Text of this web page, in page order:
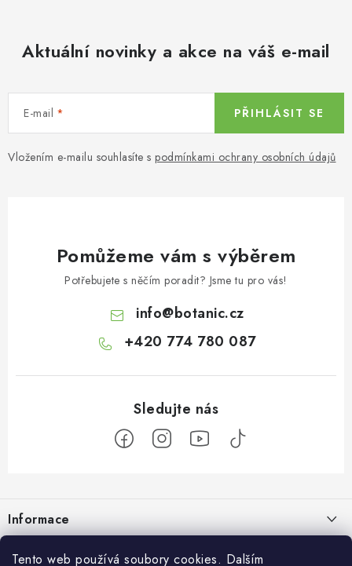
Tento web používá soubory cookies. Dalším
Aktuální novinky a akce na váš e-mail
E-mail
Vložením e-mailu souhlasíte s podmínkami ochrany osobních údajů
PŘIHLÁSIT SE
Pomůžeme vám s výběrem
Potřebujete s něčím poradit? Jsme tu pro vás!
info@botanic.cz
+420 774 780 087
p
a
Informace
Botanic